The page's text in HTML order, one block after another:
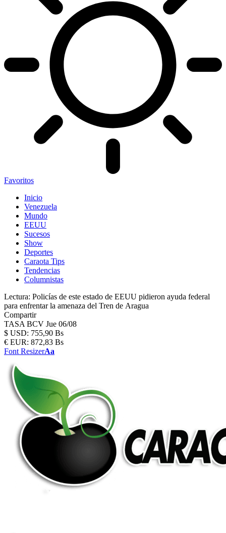
Favoritos
Inicio
Venezuela
Mundo
EEUU
Sucesos
Show
Deportes
Caraota Tips
Tendencias
Columnistas
Lectura: Policías de este estado de EEUU pidieron ayuda federal
para enfrentar la amenaza del Tren de Aragua
Compartir
TASA BCV Jue 06/08
$ USD: 755,90 Bs
€ EUR: 872,83 Bs
Font ResizerAa